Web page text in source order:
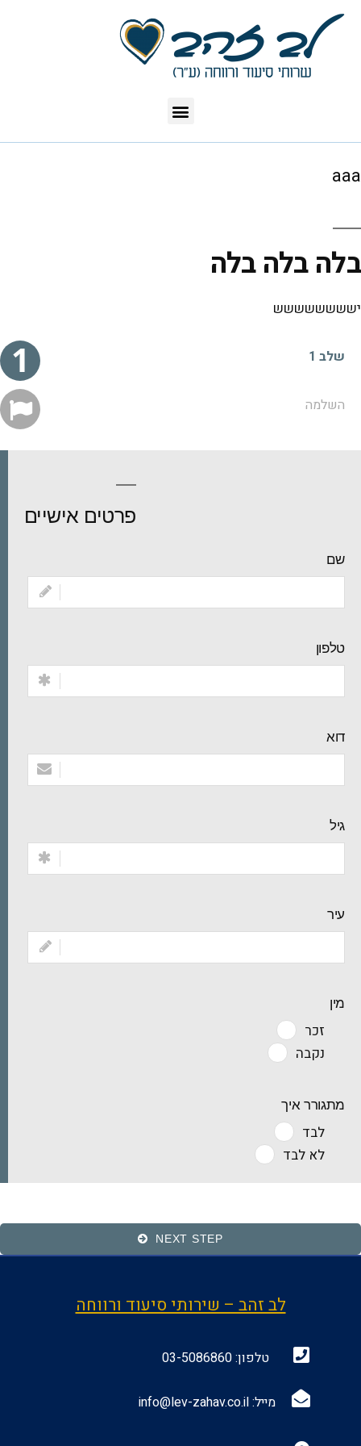
aaa
בלה בלה בלה
ישששששששש
השלמה
שלב 1
השלמה
פרטים אישיים
שם
טלפון
דוא
גיל
עיר
מין
זכר
נקבה
מתגורר איך
לבד
לא לבד
NEXT STEP
לב זהב – שירותי סיעוד ורווחה
טלפון:03-5086860
מייל:info@lev-zahav.co.il